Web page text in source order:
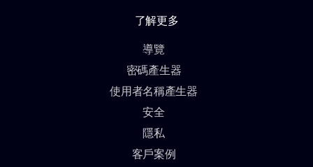
了解更多
導覽
密碼產生器
使用者名稱產生器
安全
隱私
客戶案例